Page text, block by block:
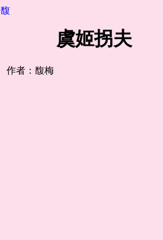
馥
虞姬拐夫
作者：馥梅